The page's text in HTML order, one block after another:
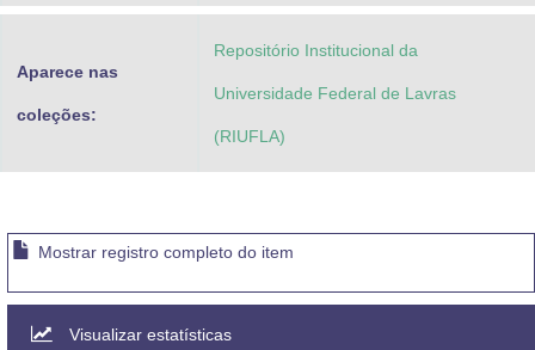
Aparece nas
coleções:
Repositório Institucional da
Universidade Federal de Lavras
(RIUFLA)
Mostrar registro completo do item
Visualizar estatísticas